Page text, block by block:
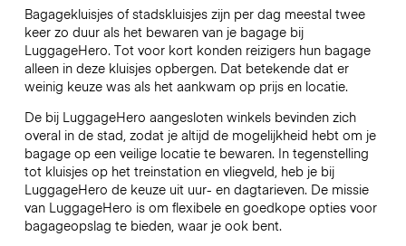
Bagagekluisjes of stadskluisjes zijn per dag meestal twee
keer zo duur als het bewaren van je bagage bij
LuggageHero. Tot voor kort konden reizigers hun bagage
alleen in deze kluisjes opbergen. Dat betekende dat er
weinig keuze was als het aankwam op prijs en locatie.
De bij LuggageHero aangesloten winkels bevinden zich
overal in de stad, zodat je altijd de mogelijkheid hebt om je
bagage op een veilige locatie te bewaren. In tegenstelling
tot kluisjes op het treinstation en vliegveld, heb je bij
LuggageHero de keuze uit uur- en dagtarieven. De missie
van LuggageHero is om flexibele en goedkope opties voor
bagageopslag te bieden, waar je ook bent.